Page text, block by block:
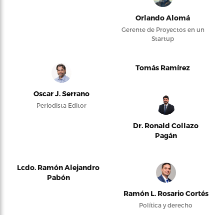
Orlando Alomá
Gerente de Proyectos en un
Startup
Oscar J. Serrano
Periodista Editor
Tomás Ramírez
Dr. Ronald Collazo
Pagán
Lcdo. Ramón Alejandro
Pabón
Ramón L. Rosario Cortés
Política y derecho